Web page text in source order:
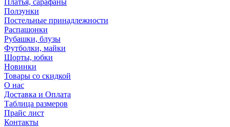
Ползунки
Постельные принадлежности
Распашонки
Рубашки, блузы
Футболки, майки
Шорты, юбки
Новинки
Товары со скидкой
О нас
Доставка и Оплата
Таблица размеров
Прайс лист
Контакты